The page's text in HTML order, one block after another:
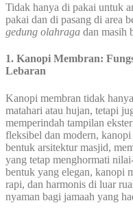
Tidak hanya di pakai untuk
pakai dan di pasang di area
gedung olahraga dan masih
1. Kanopi Membran:
Lebaran
Kanopi membran tidak
matahari atau hujan, tetapi
memperindah tampilan
fleksibel dan modern, kanopi
bentuk arsitektur masjid,
yang tetap menghormati
bentuk yang elegan, kanopi
rapi, dan harmonis di luar
nyaman bagi jamaah yang